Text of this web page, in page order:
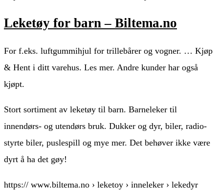
Leketøy for barn – Biltema.no
For f.eks. luftgummihjul for trillebårer og vogner. … Kjøp
& Hent i ditt varehus. Les mer. Andre kunder har også
kjøpt.
Stort sortiment av leketøy til barn. Barneleker til
innendørs- og utendørs bruk. Dukker og dyr, biler, radio-
styrte biler, puslespill og mye mer. Det behøver ikke være
dyrt å ha det gøy!
https:// www.biltema.no › leketoy › inneleker › lekedyr